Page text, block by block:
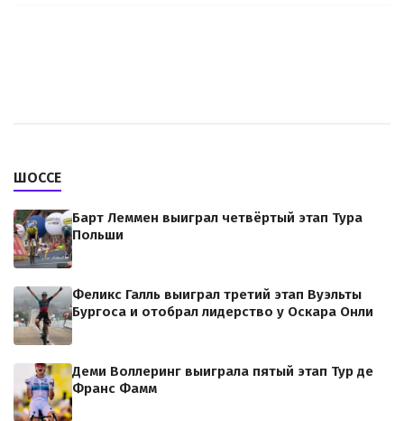
ШОССЕ
Барт Леммен выиграл четвёртый этап Тура
Польши
Феликс Галль выиграл третий этап Вуэльты
Бургоса и отобрал лидерство у Оскара Онли
Деми Воллеринг выиграла пятый этап Тур де
Франс Фамм